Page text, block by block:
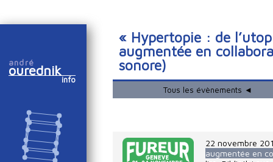
andré
ourednik
info
« Hypertopie : de
augmentée en
sonore)
Tous les évènements ◄
22 novembre
augmentée en